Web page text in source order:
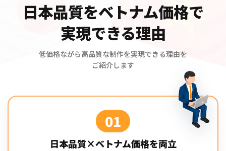
日本品質をベトナム価格で
実現できる理由
低価格ながら高品質な制作を実現できる理由を
ご紹介します
01
日本品質×ベトナム価格を両立